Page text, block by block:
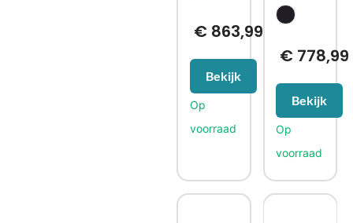
€863,99
Bekijk
€ 778,99
Bekijk